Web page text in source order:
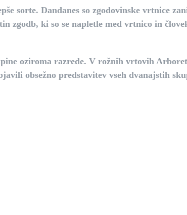
sorte. Dandanes so zgodovinske vrtnice
zgodb, ki so se napletle med vrtnico in
oziroma razrede. V rožnih vrtovih
obsežno predstavitev vseh dvanajstih